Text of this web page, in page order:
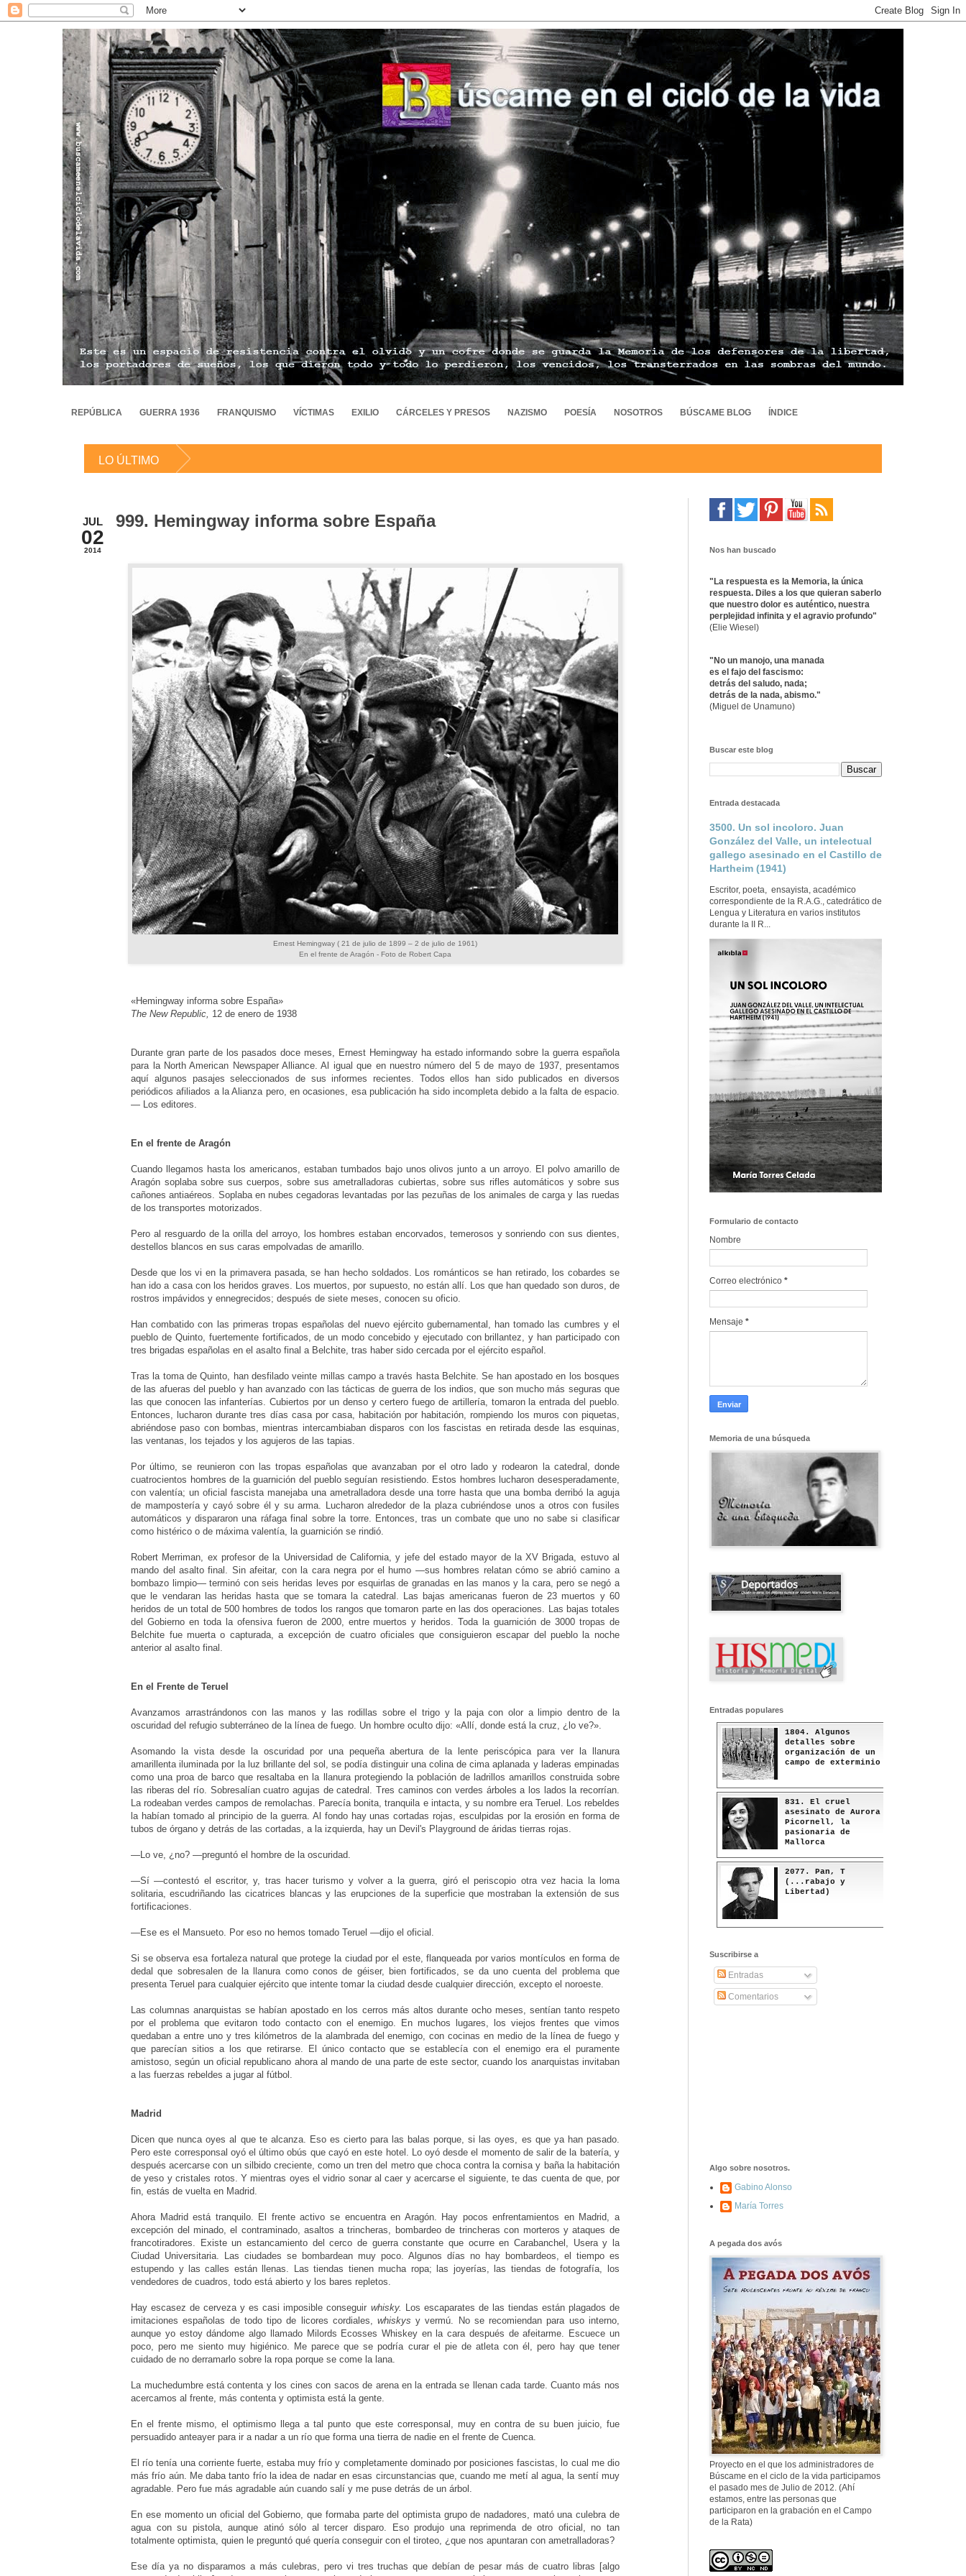
REPÚBLICA GUERRA 1936 FRANQUISMO VÍCTIMAS EXILIO CÁRCELES Y PRESOS NAZISMO POESÍA NOSOTROS BÚSCAME BLOG ÍNDICE
LO ÚLTIMO
JUL
02
2014
999. Hemingway informa sobre España
Ernest Hemingway ( 21 de julio de 1899 – 2 de julio de 1961)
En el frente de Aragón - Foto de Robert Capa
«Hemingway informa sobre España»
The New Republic, 12 de enero de 1938
Durante gran parte de los pasados doce meses, Ernest Hemingway ha estado informando sobre la guerra española
para la North American Newspaper Alliance. Al igual que en nuestro número del 5 de mayo de 1937, presentamos
aquí algunos pasajes seleccionados de sus informes recientes. Todos ellos han sido publicados en diversos
periódicos afiliados a la Alianza pero, en ocasiones, esa publicación ha sido incompleta debido a la falta de espacio.
— Los editores.
En el frente de Aragón
Cuando llegamos hasta los americanos, estaban tumbados bajo unos olivos junto a un arroyo. El polvo amarillo de
Aragón soplaba sobre sus cuerpos, sobre sus ametralladoras cubiertas, sobre sus rifles automáticos y sobre sus
cañones antiaéreos. Soplaba en nubes cegadoras levantadas por las pezuñas de los animales de carga y las ruedas
de los transportes motorizados.
Pero al resguardo de la orilla del arroyo, los hombres estaban encorvados, temerosos y sonriendo con sus dientes,
destellos blancos en sus caras empolvadas de amarillo.
Desde que los vi en la primavera pasada, se han hecho soldados. Los románticos se han retirado, los cobardes se
han ido a casa con los heridos graves. Los muertos, por supuesto, no están allí. Los que han quedado son duros, de
rostros impávidos y ennegrecidos; después de siete meses, conocen su oficio.
Han combatido con las primeras tropas españolas del nuevo ejército gubernamental, han tomado las cumbres y el
pueblo de Quinto, fuertemente fortificados, de un modo concebido y ejecutado con brillantez, y han participado con
tres brigadas españolas en el asalto final a Belchite, tras haber sido cercada por el ejército español.
Tras la toma de Quinto, han desfilado veinte millas campo a través hasta Belchite. Se han apostado en los bosques
de las afueras del pueblo y han avanzado con las tácticas de guerra de los indios, que son mucho más seguras que
las que conocen las infanterías. Cubiertos por un denso y certero fuego de artillería, tomaron la entrada del pueblo.
Entonces, lucharon durante tres días casa por casa, habitación por habitación, rompiendo los muros con piquetas,
abriéndose paso con bombas, mientras intercambiaban disparos con los fascistas en retirada desde las esquinas,
las ventanas, los tejados y los agujeros de las tapias.
Por último, se reunieron con las tropas españolas que avanzaban por el otro lado y rodearon la catedral, donde
cuatrocientos hombres de la guarnición del pueblo seguían resistiendo. Estos hombres lucharon desesperadamente,
con valentía; un oficial fascista manejaba una ametralladora desde una torre hasta que una bomba derribó la aguja
de mampostería y cayó sobre él y su arma. Lucharon alrededor de la plaza cubriéndose unos a otros con fusiles
automáticos y dispararon una ráfaga final sobre la torre. Entonces, tras un combate que uno no sabe si clasificar
como histérico o de máxima valentía, la guarnición se rindió.
Robert Merriman, ex profesor de la Universidad de California, y jefe del estado mayor de la XV Brigada, estuvo al
mando del asalto final. Sin afeitar, con la cara negra por el humo —sus hombres relatan cómo se abrió camino a
bombazo limpio— terminó con seis heridas leves por esquirlas de granadas en las manos y la cara, pero se negó a
que le vendaran las heridas hasta que se tomara la catedral. Las bajas americanas fueron de 23 muertos y 60
heridos de un total de 500 hombres de todos los rangos que tomaron parte en las dos operaciones. Las bajas totales
del Gobierno en toda la ofensiva fueron de 2000, entre muertos y heridos. Toda la guarnición de 3000 tropas de
Belchite fue muerta o capturada, a excepción de cuatro oficiales que consiguieron escapar del pueblo la noche
anterior al asalto final.
En el Frente de Teruel
Avanzamos arrastrándonos con las manos y las rodillas sobre el trigo y la paja con olor a limpio dentro de la
oscuridad del refugio subterráneo de la línea de fuego. Un hombre oculto dijo: «Allí, donde está la cruz, ¿lo ve?».
Asomando la vista desde la oscuridad por una pequeña abertura de la lente periscópica para ver la llanura
amarillenta iluminada por la luz brillante del sol, se podía distinguir una colina de cima aplanada y laderas empinadas
como una proa de barco que resaltaba en la llanura protegiendo la población de ladrillos amarillos construida sobre
las riberas del río. Sobresalían cuatro agujas de catedral. Tres caminos con verdes árboles a los lados la recorrían.
La rodeaban verdes campos de remolachas. Parecía bonita, tranquila e intacta, y su nombre era Teruel. Los rebeldes
la habían tomado al principio de la guerra. Al fondo hay unas cortadas rojas, esculpidas por la erosión en forma de
tubos de órgano y detrás de las cortadas, a la izquierda, hay un Devil's Playground de áridas tierras rojas.
—Lo ve, ¿no? —preguntó el hombre de la oscuridad.
—Sí —contestó el escritor, y, tras hacer turismo y volver a la guerra, giró el periscopio otra vez hacia la loma
solitaria, escudriñando las cicatrices blancas y las erupciones de la superficie que mostraban la extensión de sus
fortificaciones.
—Ese es el Mansueto. Por eso no hemos tomado Teruel —dijo el oficial.
Si se observa esa fortaleza natural que protege la ciudad por el este, flanqueada por varios montículos en forma de
dedal que sobresalen de la llanura como conos de géiser, bien fortificados, se da uno cuenta del problema que
presenta Teruel para cualquier ejército que intente tomar la ciudad desde cualquier dirección, excepto el noroeste.
Las columnas anarquistas se habían apostado en los cerros más altos durante ocho meses, sentían tanto respeto
por el problema que evitaron todo contacto con el enemigo. En muchos lugares, los viejos frentes que vimos
quedaban a entre uno y tres kilómetros de la alambrada del enemigo, con cocinas en medio de la línea de fuego y
que parecían sitios a los que retirarse. El único contacto que se establecía con el enemigo era el puramente
amistoso, según un oficial republicano ahora al mando de una parte de este sector, cuando los anarquistas invitaban
a las fuerzas rebeldes a jugar al fútbol.
Madrid
Dicen que nunca oyes al que te alcanza. Eso es cierto para las balas porque, si las oyes, es que ya han pasado.
Pero este corresponsal oyó el último obús que cayó en este hotel. Lo oyó desde el momento de salir de la batería, y
después acercarse con un silbido creciente, como un tren del metro que choca contra la cornisa y baña la habitación
de yeso y cristales rotos. Y mientras oyes el vidrio sonar al caer y acercarse el siguiente, te das cuenta de que, por
fin, estás de vuelta en Madrid.
Ahora Madrid está tranquilo. El frente activo se encuentra en Aragón. Hay pocos enfrentamientos en Madrid, a
excepción del minado, el contraminado, asaltos a trincheras, bombardeo de trincheras con morteros y ataques de
francotiradores. Existe un estancamiento del cerco de guerra constante que ocurre en Carabanchel, Usera y la
Ciudad Universitaria. Las ciudades se bombardean muy poco. Algunos días no hay bombardeos, el tiempo es
estupendo y las calles están llenas. Las tiendas tienen mucha ropa; las joyerías, las tiendas de fotografía, los
vendedores de cuadros, todo está abierto y los bares repletos.
Hay escasez de cerveza y es casi imposible conseguir whisky.
Los escaparates de las tiendas están plagados de
imitaciones españolas de todo tipo de licores cordiales, whiskys y vermú. No se recomiendan para uso interno,
aunque yo estoy dándome algo llamado Milords Ecosses Whiskey en la cara después de afeitarme. Escuece un
poco, pero me siento muy higiénico. Me parece que se podría curar el pie de atleta con él, pero hay que tener
cuidado de no derramarlo sobre la ropa porque se come la lana.
La muchedumbre está contenta y los cines con sacos de arena en la entrada se llenan cada tarde. Cuanto más nos
acercamos al frente, más contenta y optimista está la gente.
En el frente mismo, el optimismo llega a tal punto que este corresponsal, muy en contra de su buen juicio, fue
persuadido anteayer para ir a nadar a un río que forma una tierra de nadie en el frente de Cuenca.
El río tenía una corriente fuerte, estaba muy frío y completamente dominado por posiciones fascistas, lo cual me dio
más frío aún. Me daba tanto frío la idea de nadar en esas circunstancias que, cuando me metí al agua, la sentí muy
agradable. Pero fue más agradable aún cuando salí y me puse detrás de un árbol.
En ese momento un oficial del Gobierno, que formaba parte del optimista grupo de nadadores, mató una culebra de
agua con su pistola, aunque atinó sólo al tercer disparo. Eso produjo una reprimenda de otro oficial, no tan
totalmente optimista, quien le preguntó qué quería conseguir con el tiroteo, ¿que nos apuntaran con ametralladoras?
Ese día ya no disparamos a más culebras, pero vi tres truchas que debían de pesar más de cuatro libras [algo
Nos han buscado
"La respuesta es la Memoria, la única
respuesta. Diles a los que quieran saberlo
que nuestro dolor es auténtico, nuestra
perplejidad infinita y el agravio profundo"
(Elie Wiesel)
"No un manojo, una manada
es el fajo del fascismo:
detrás del saludo, nada;
detrás de la nada, abismo."
(Miguel de Unamuno)
Buscar este blog
Entrada destacada
3500. Un sol incoloro. Juan
González del Valle, un intelectual
gallego asesinado en el Castillo de
Hartheim (1941)
Escritor, poeta, ensayista, académico
correspondiente de la R.A.G., catedrático de
Lengua y Literatura en varios institutos
durante la II R...
Formulario de contacto
Nombre
Correo electrónico *
Mensaje *
Memoria de una búsqueda
Entradas populares
1804. Algunos
detalles sobre
organización de un
campo de exterminio
831. El cruel
asesinato de Aurora
Picornell, la
pasionaria de
Mallorca
2077. Pan, T
(...rabajo y
Libertad)
577. Nos fusilaron
fusilaron mal
307. Vuestros
nombres no se han
borrado en la
Historia
Suscribirse a
Entradas
Comentarios
Algo sobre nosotros.
Gabino Alonso
María Torres
A pegada dos avós
Proyecto en el que los administradores de
Búscame en el ciclo de la vida participamos
el pasado mes de Julio de 2012. (Ahí
estamos, entre las personas que
participaron en la grabación en el Campo
de la Rata)